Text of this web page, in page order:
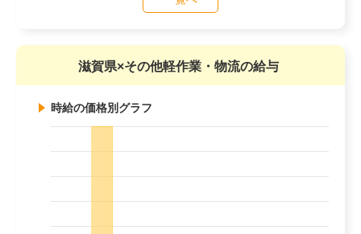
滋賀県×その他軽作業・物流の給与
時給の価格別グラフ